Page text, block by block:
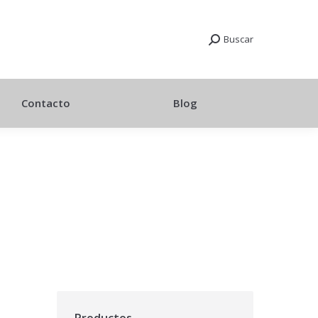
Buscar
Contacto Blog